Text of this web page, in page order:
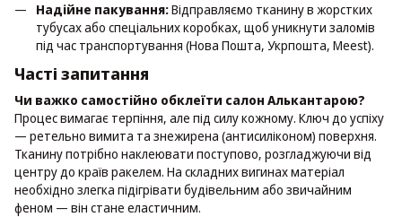
Надійне пакування:Відправляємо тканину в жорстких
тубусах або спеціальних коробках, щоб уникнути заломів
під час транспортування (Нова Пошта, Укрпошта, Meest).
Часті запитання
Чи важко самостійно обклеїти салон Алькантарою?
Процес вимагає терпіння, але під силу кожному. Ключ до успіху
— ретельно вимита та знежирена (антисиліконом) поверхня.
Тканину потрібно наклеювати поступово, розгладжуючи від
центру до країв ракелем. На складних вигинах матеріал
необхідно злегка підігрівати будівельним або звичайним
феном — він стане еластичним.